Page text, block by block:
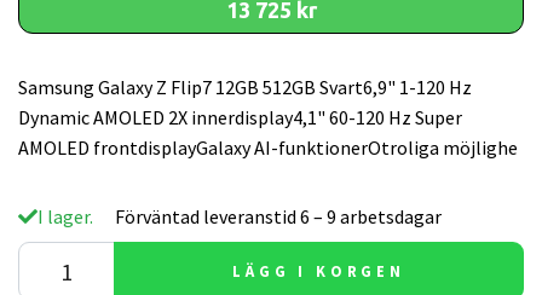
13 725 kr
Samsung Galaxy Z Flip7 12GB 512GB Svart6,9" 1-120 Hz
Dynamic AMOLED 2X innerdisplay4,1" 60-120 Hz Super
AMOLED frontdisplayGalaxy AI-funktionerOtroliga möjlighe
I lager. Förväntad leveranstid 6 – 9 arbetsdagar
LÄGG I KORGEN